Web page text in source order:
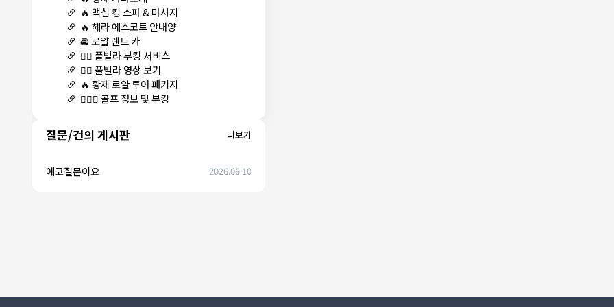
🔥 맥심 킹 스파 & 마사지
🔥 헤라 에스코트 안내양
🚘 로얄 렌트 카
🏊‍♀️ 풀빌라 부킹 서비스
🏊‍♀️ 풀빌라 영상 보기
🔥 황제 로얄 투어 패키지
🏌🏻‍♂️ 골프 정보 및 부킹
질문/건의 게시판 더보기
에코질문이요 2026.06.10